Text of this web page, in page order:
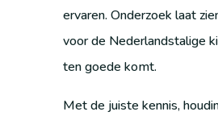
ervaren. Onderzoek laat
voor de Nederlandstalige
ten goede komt.
Met de juiste kennis,